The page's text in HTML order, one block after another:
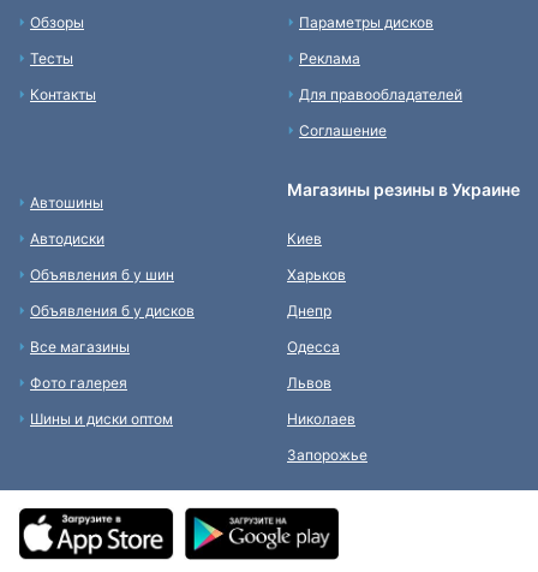
Обзоры
Тесты
Контакты
Параметры дисков
Реклама
Для правообладателей
Соглашение
Автошины
Автодиски
Объявления б у шин
Объявления б у дисков
Все магазины
Фото галерея
Шины и диски оптом
Магазины резины в Украине
Киев
Харьков
Днепр
Одесса
Львов
Николаев
Запорожье